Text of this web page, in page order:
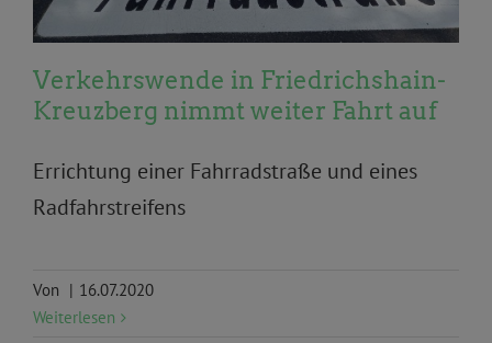
Verkehrswende in Friedrichshain-
Kreuzberg nimmt weiter Fahrt auf
Errichtung einer Fahrradstraße und eines
Radfahrstreifens
Von | 16.07.2020
Weiterlesen